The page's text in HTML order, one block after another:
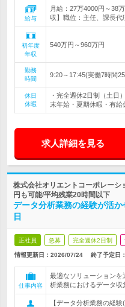
給与
月給：27万4000円～38
収】職位：主任、課長代
初年度
年収
540万円～960万円
勤務
時間
9:20～17:45(実働7時間
休日
休暇
・完全週休2日制（土日
末年始・夏期休暇・有給
求人詳細を見る
株式会社オリエントコーポレー
円も可能/平均残業20時間以下
データ分析業務の経験が活
日
正社員 急募 完全週休2日制
情報更新日：2026/07/24 終了予定日：
仕事内容
最適なソリューション
析業務におけるデータ収
【データ分析業務の経